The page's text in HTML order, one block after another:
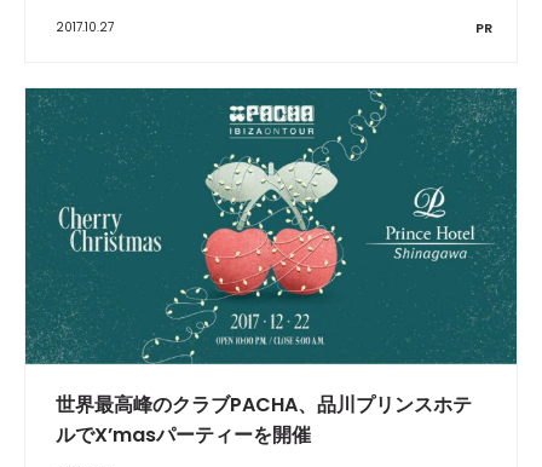
2017.10.27 PR
世界最高峰のクラブPACHA、品川プリンスホテ
ルでX’masパーティーを開催